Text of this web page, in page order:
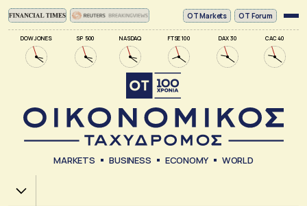
DOW JONES SP 500 NASDAQ FTSE 100 DAX 30 CAC 40
ΟΤ Markets OT Forum
MARKETS BUSINESS ECONOMY WORLD
Χ.Α.